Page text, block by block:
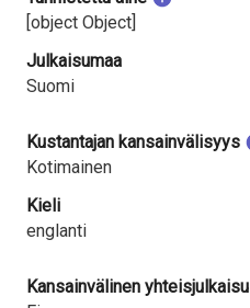
[object Object]
Julkaisumaa
Suomi
Kustantajan kansainvälisyys
Kotimainen
Kieli
englanti
Kansainvälinen yhteisjulkaisu